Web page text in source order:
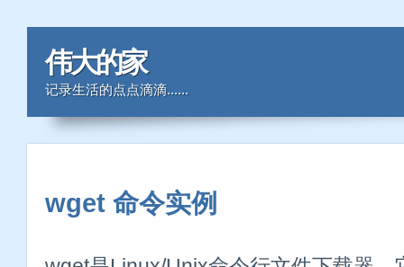
伟大的家
记录生活的点点滴滴......
wget 命令实例